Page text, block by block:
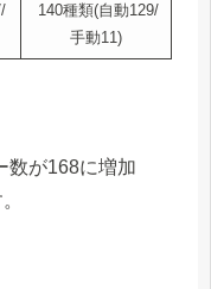
140種類(自動129/
手動11)
数が168に増加